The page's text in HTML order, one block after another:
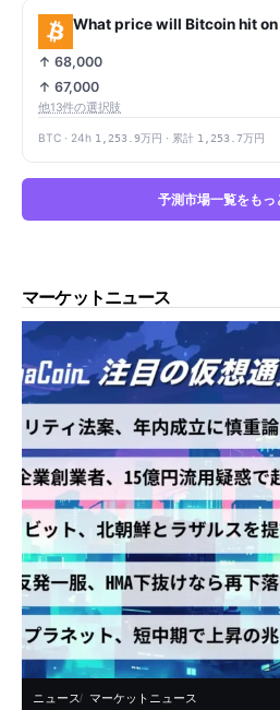
What price will Bitcoin hit on
↑ 68,000
↑ 67,000
他13件の選択肢
BTC · 24h 1,253.9万円 · 累計 1,253.7万円
予測市場一覧をも
マーケットニュース
ニュース マーケットニュース